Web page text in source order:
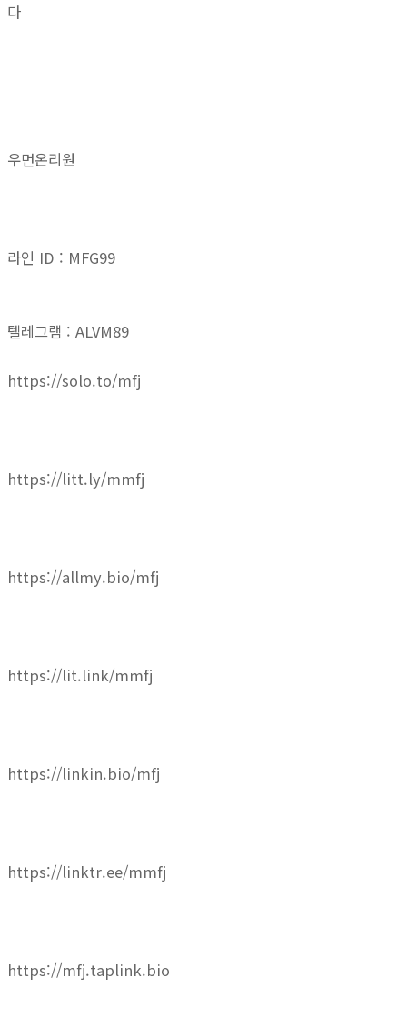
다
우먼온리원
라인 ID : MFG99
텔레그램 : ALVM89
https://solo.to/mfj
https://litt.ly/mmfj
https://allmy.bio/mfj
https://lit.link/mmfj
https://linkin.bio/mfj
https://linktr.ee/mmfj
https://mfj.taplink.bio